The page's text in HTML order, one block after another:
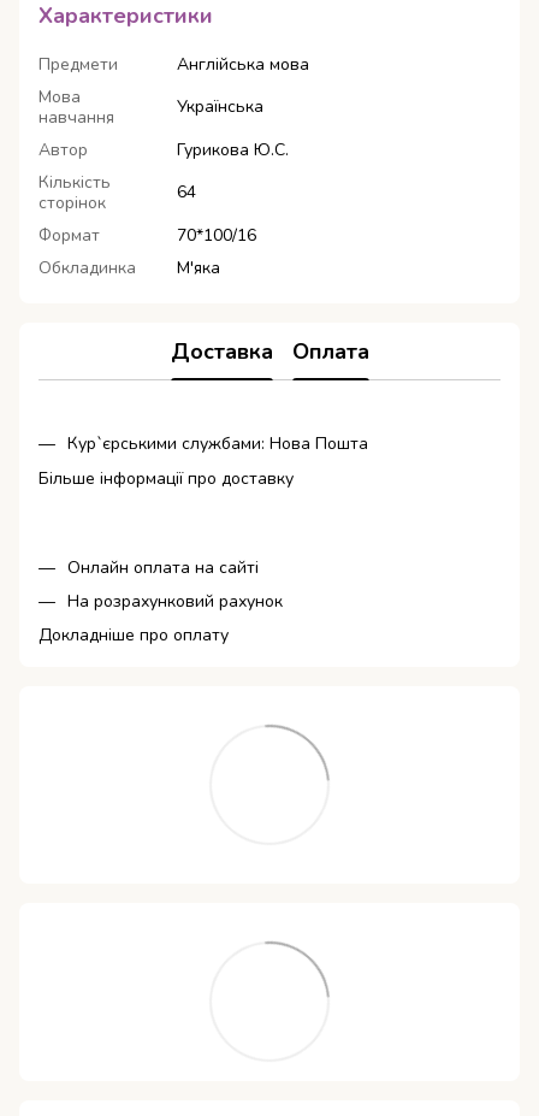
Характеристики
Предмети
Англійська мова
Мова
навчання
Українська
Автор
Гурикова Ю.С.
Кількість
сторінок
64
Формат
70*100/16
Обкладинка
М'яка
Доставка Оплата
Кур`єрськими службами: Нова Пошта
Більше інформації про доставку
Онлайн оплата на сайті
На розрахунковий рахунок
Докладніше про оплату